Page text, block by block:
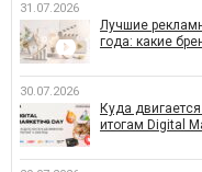
31.07.2026
Лучшие
года: какие
30.07.2026
Куда
итогам Digital